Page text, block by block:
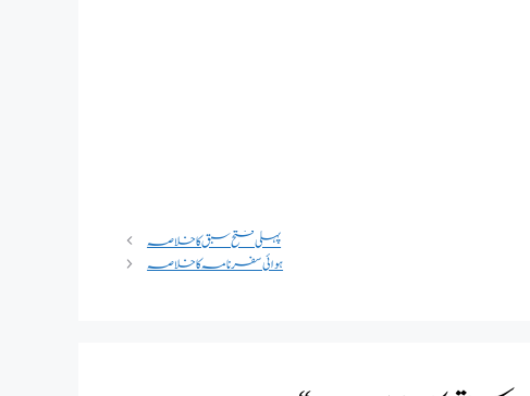
پہلی فتح سبق کا خلاصہ
ہوائی سفرنامہ کا خلاصہ